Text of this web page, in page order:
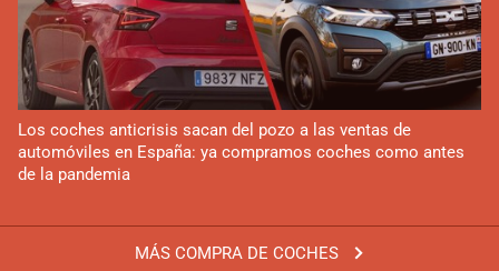
MÁS COMPRA DE COCHES
Los coches anticrisis sacan del pozo a las ventas de
automóviles en España: ya compramos coches como antes
de la pandemia